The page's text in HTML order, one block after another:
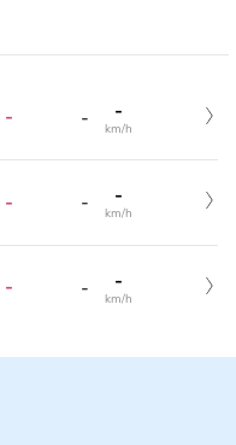
- - -
km/h
- - -
km/h
- - -
km/h